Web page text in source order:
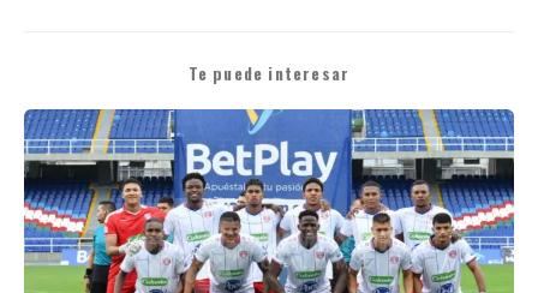
Te puede interesar